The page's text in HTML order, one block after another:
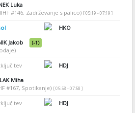
Luka
#146, Zadrževanje s palico) [ 05:19 - 07:19 ]
HKO
Jakob (-1)
HDJ
Miha
#167, Spotikanje) [ 05:58 - 07:58 ]
HDJ